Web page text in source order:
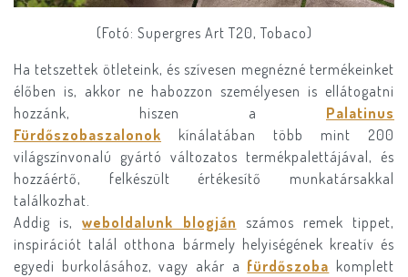
(Fotó: Supergres Art T20, Tobaco)
Ha tetszettek ötleteink, és szívesen megnézné termékeinket
élőben is, akkor ne habozzon személyesen is ellátogatni
hozzánk, hiszen a
Palatinus
Fürdőszobaszalonok
kínálatában több mint 200
világszínvonalú gyártó változatos termékpalettájával, és
hozzáértő, felkészült értékesítő munkatársakkal
találkozhat.
Addig is,
weboldalunk blogján számos remek tippet,
inspirációt talál otthona bármely helyiségének kreatív és
egyedi burkolásához, vagy akár a fürdőszoba komplett